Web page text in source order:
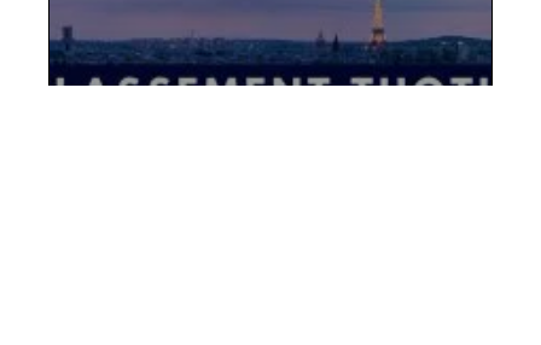
Choisir la meilleure faculté